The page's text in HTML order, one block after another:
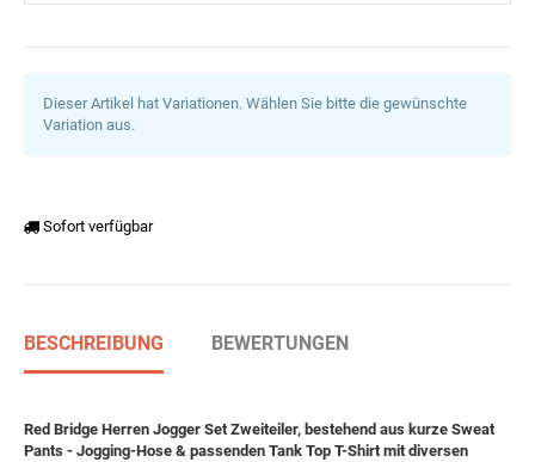
Dieser Artikel hat Variationen. Wählen Sie bitte die gewünschte
Variation aus.
Sofort verfügbar
BESCHREIBUNG BEWERTUNGEN
Red Bridge Herren Jogger Set Zweiteiler, bestehend aus kurze Sweat
Pants - Jogging-Hose & passenden Tank Top T-Shirt mit diversen